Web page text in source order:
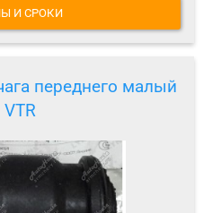
И СРОКИ
переднего малый
VTR